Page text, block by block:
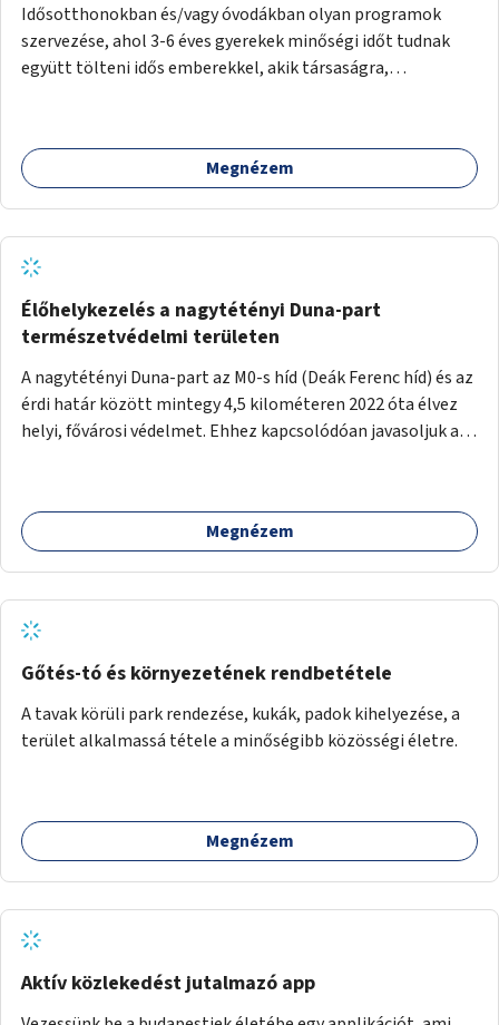
Idősotthonokban és/vagy óvodákban olyan programok
szervezése, ahol 3-6 éves gyerekek minőségi időt tudnak
együtt tölteni idős emberekkel, akik társaságra,
Megnézem
Élőhelykezelés a nagytétényi Duna-part
természetvédelmi területen
A nagytétényi Duna-part az M0-s híd (Deák Ferenc híd) és az
érdi határ között mintegy 4,5 kilométeren 2022 óta élvez
helyi, fővárosi védelmet. Ehhez kapcsolódóan javasoljuk a
Megnézem
Gőtés-tó és környezetének rendbetétele
A tavak körüli park rendezése, kukák, padok kihelyezése, a
terület alkalmassá tétele a minőségibb közösségi életre.
Megnézem
Aktív közlekedést jutalmazó app